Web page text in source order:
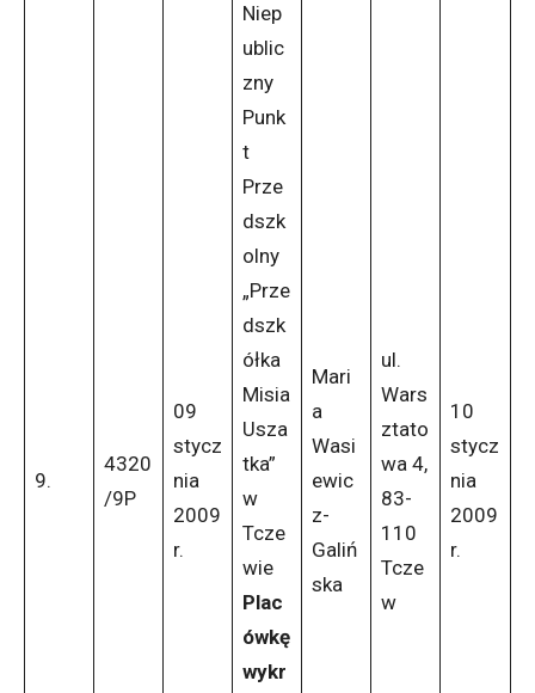
9.
4320
/9P
09
stycz
nia
2009
r.
Niep
ublic
zny
Punk
t
Prze
dszk
olny
„Prze
dszk
ółka
Misia
Usza
tka”
w
Tcze
wie
Plac
ówkę
wykr
Mari
a
Wasi
ewic
z-
Galiń
ska
ul.
Wars
ztato
wa 4,
83-
110
Tcze
w
10
stycz
nia
2009
r.